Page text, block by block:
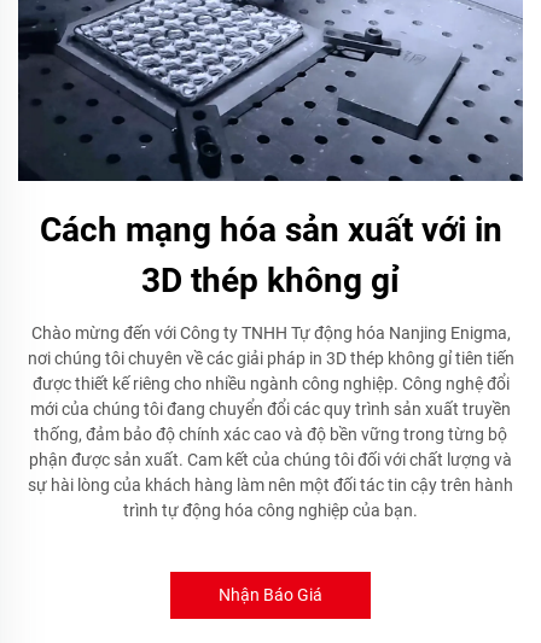
Cách mạng hóa sản xuất với in
3D thép không gỉ
Chào mừng đến với Công ty TNHH Tự động hóa Nanjing Enigma,
nơi chúng tôi chuyên về các giải pháp in 3D thép không gỉ tiên tiến
được thiết kế riêng cho nhiều ngành công nghiệp. Công nghệ đổi
mới của chúng tôi đang chuyển đổi các quy trình sản xuất truyền
thống, đảm bảo độ chính xác cao và độ bền vững trong từng bộ
phận được sản xuất. Cam kết của chúng tôi đối với chất lượng và
sự hài lòng của khách hàng làm nên một đối tác tin cậy trên hành
trình tự động hóa công nghiệp của bạn.
Nhận Báo Giá